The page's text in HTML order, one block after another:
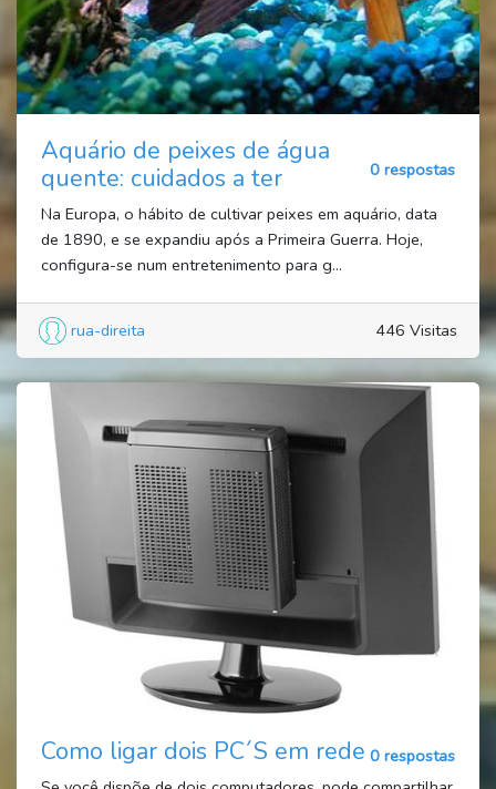
Aquário de peixes de água
quente: cuidados a ter
0 respostas
Na Europa, o hábito de cultivar peixes em aquário, data
de 1890, e se expandiu após a Primeira Guerra. Hoje,
configura-se num entretenimento para g...
rua-direita 446 Visitas
Como ligar dois PC´S em rede 0 respostas